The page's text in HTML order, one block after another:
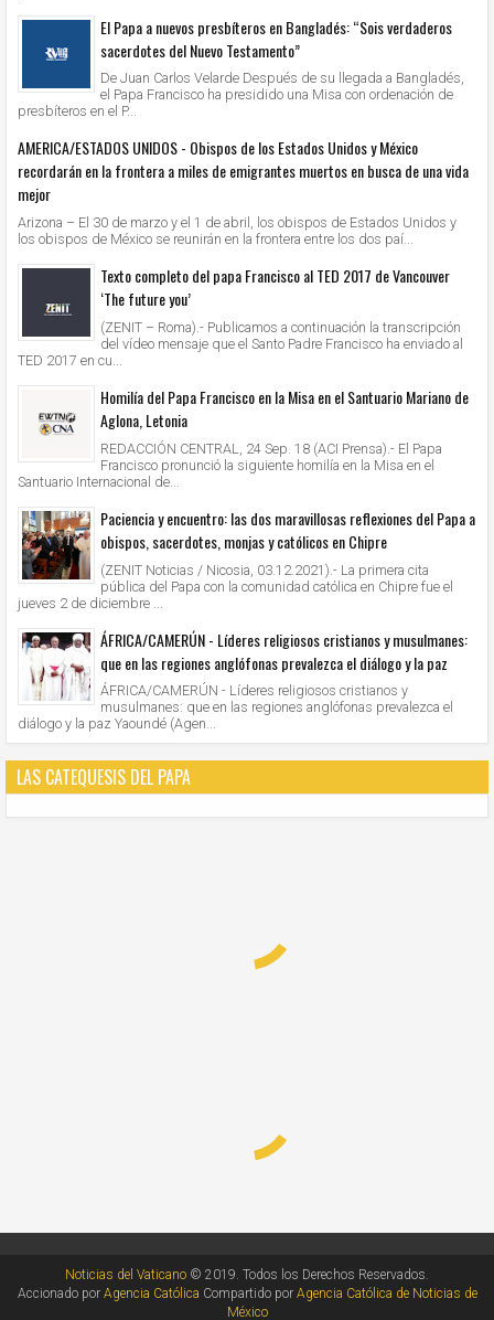
El Papa a nuevos presbíteros en Bangladés: “Sois verdaderos
sacerdotes del Nuevo Testamento”
De Juan Carlos Velarde Después de su llegada a Bangladés,
el Papa Francisco ha presidido una Misa con ordenación de
presbíteros en el P...
AMERICA/ESTADOS UNIDOS - Obispos de los Estados Unidos y México
recordarán en la frontera a miles de emigrantes muertos en busca de una vida
mejor
Arizona – El 30 de marzo y el 1 de abril, los obispos de Estados Unidos y
los obispos de México se reunirán en la frontera entre los dos paí...
Texto completo del papa Francisco al TED 2017 de Vancouver
‘The future you’
(ZENIT – Roma).- Publicamos a continuación la transcripción
del vídeo mensaje que el Santo Padre Francisco ha enviado al
TED 2017 en cu...
Homilía del Papa Francisco en la Misa en el Santuario Mariano de
Aglona, Letonia
REDACCIÓN CENTRAL, 24 Sep. 18 (ACI Prensa).- El Papa
Francisco pronunció la siguiente homilía en la Misa en el
Santuario Internacional de...
Paciencia y encuentro: las dos maravillosas reflexiones del Papa a
obispos, sacerdotes, monjas y católicos en Chipre
(ZENIT Noticias / Nicosia, 03.12.2021).- La primera cita
pública del Papa con la comunidad católica en Chipre fue el
jueves 2 de diciembre ...
ÁFRICA/CAMERÚN - Líderes religiosos cristianos y musulmanes:
que en las regiones anglófonas prevalezca el diálogo y la paz
ÁFRICA/CAMERÚN - Líderes religiosos cristianos y
musulmanes: que en las regiones anglófonas prevalezca el
diálogo y la paz Yaoundé (Agen...
LAS CATEQUESIS DEL PAPA
Noticias del Vaticano © 2019. Todos los Derechos Reservados.
Accionado por Agencia Católica Compartido por Agencia Católica de Noticias de
México